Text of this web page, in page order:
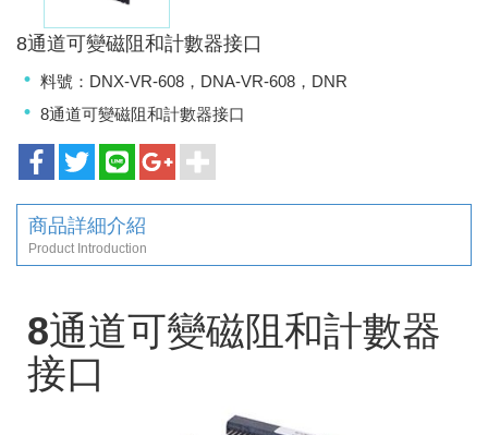
8通道可變磁阻和計數器接口
料號：DNX-VR-608，DNA-VR-608，DNR
8通道可變磁阻和計數器接口
商品詳細介紹
Product Introduction
8通道可變磁阻和計數器
接口